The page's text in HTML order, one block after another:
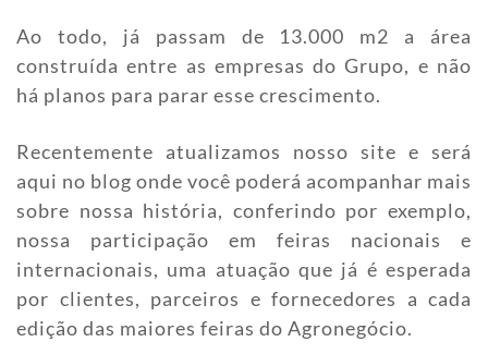
Ao todo, já passam de 13.000 m2 a área
construída entre as empresas do Grupo, e não
há planos para parar esse crescimento.
Recentemente atualizamos nosso site e será
aqui no blog onde você poderá acompanhar mais
sobre nossa história, conferindo por exemplo,
nossa participação em feiras nacionais e
internacionais, uma atuação que já é esperada
por clientes, parceiros e fornecedores a cada
edição das maiores feiras do Agronegócio.